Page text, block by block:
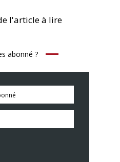
l'article à lire
abonné ?